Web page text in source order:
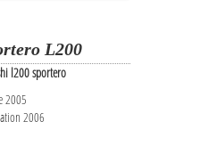
L200
l200 sportero
2005
2006